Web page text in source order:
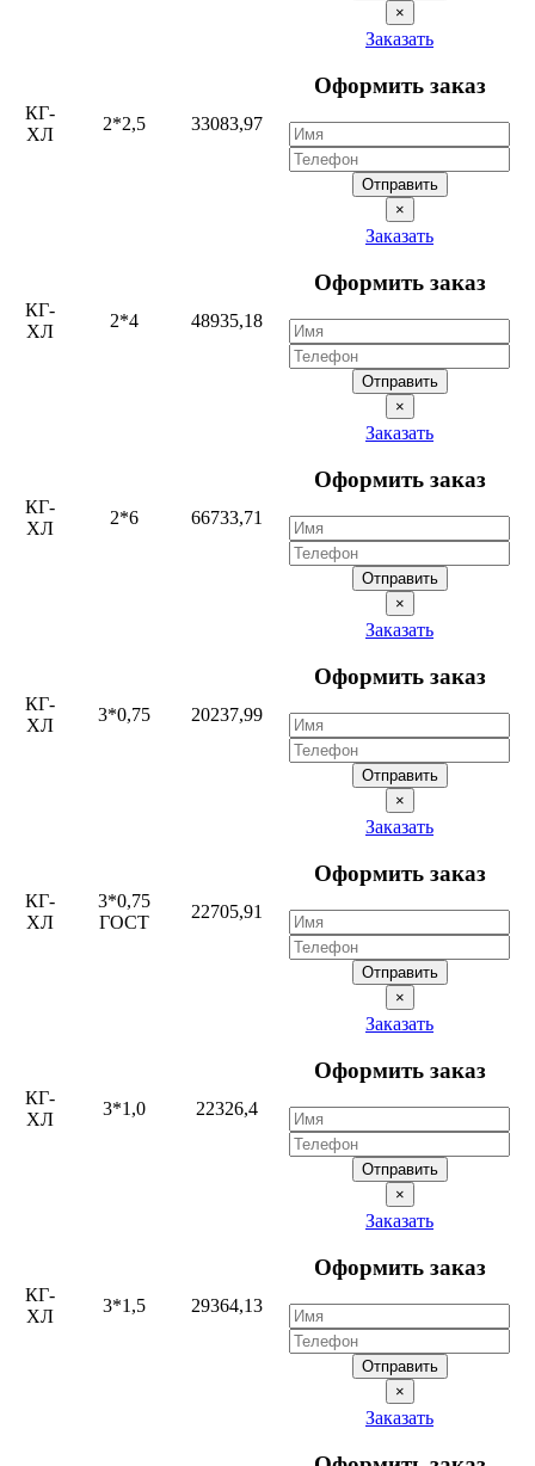
×
КГ-
ХЛ
2*2,5 33083,97
Заказать
Оформить заказ
Отправить
×
КГ-
ХЛ
2*4 48935,18
Заказать
Оформить заказ
Отправить
×
КГ-
ХЛ
2*6 66733,71
Заказать
Оформить заказ
Отправить
×
КГ-
ХЛ
3*0,75 20237,99
Заказать
Оформить заказ
Отправить
×
КГ-
ХЛ
3*0,75
ГОСТ
22705,91
Заказать
Оформить заказ
Отправить
×
КГ-
ХЛ
3*1,0 22326,4
Заказать
Оформить заказ
Отправить
×
КГ-
ХЛ
3*1,5 29364,13
Заказать
Оформить заказ
Отправить
×
Заказать